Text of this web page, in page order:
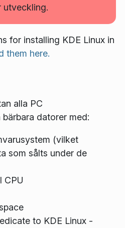
utveckling.
for installing KDE Linux in
them here.
alla PC
datorer med:
(vilket
som sålts under de
CPU
to KDE Linux -